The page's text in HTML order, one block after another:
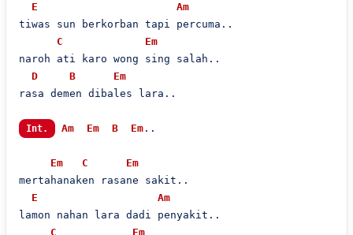
E
Am
tiwas sun berkorban tapi percuma..
C
Em
naroh ati karo wong sing salah..
D
B
Em
rasa demen dibales lara..
Int. Am Em B Em..
Em C
Em
mertahanaken rasane sakit..
E
Am
lamon nahan lara dadi penyakit..
C
Em